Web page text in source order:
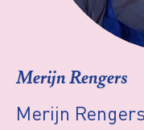
Merijn Rengers
Merijn